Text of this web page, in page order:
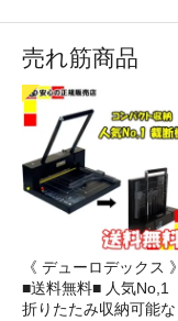
売れ筋商品
《 デューロデックス 》
■送料無料■ 人気No,1
折りたたみ収納可能な